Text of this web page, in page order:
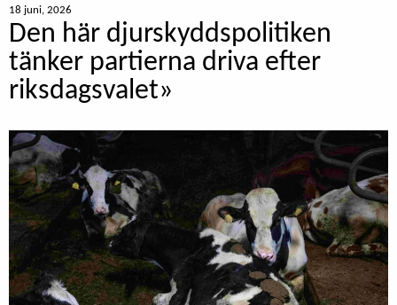
18 juni, 2026
Den här djurskyddspolitiken
tänker partierna driva efter
riksdagsvalet»